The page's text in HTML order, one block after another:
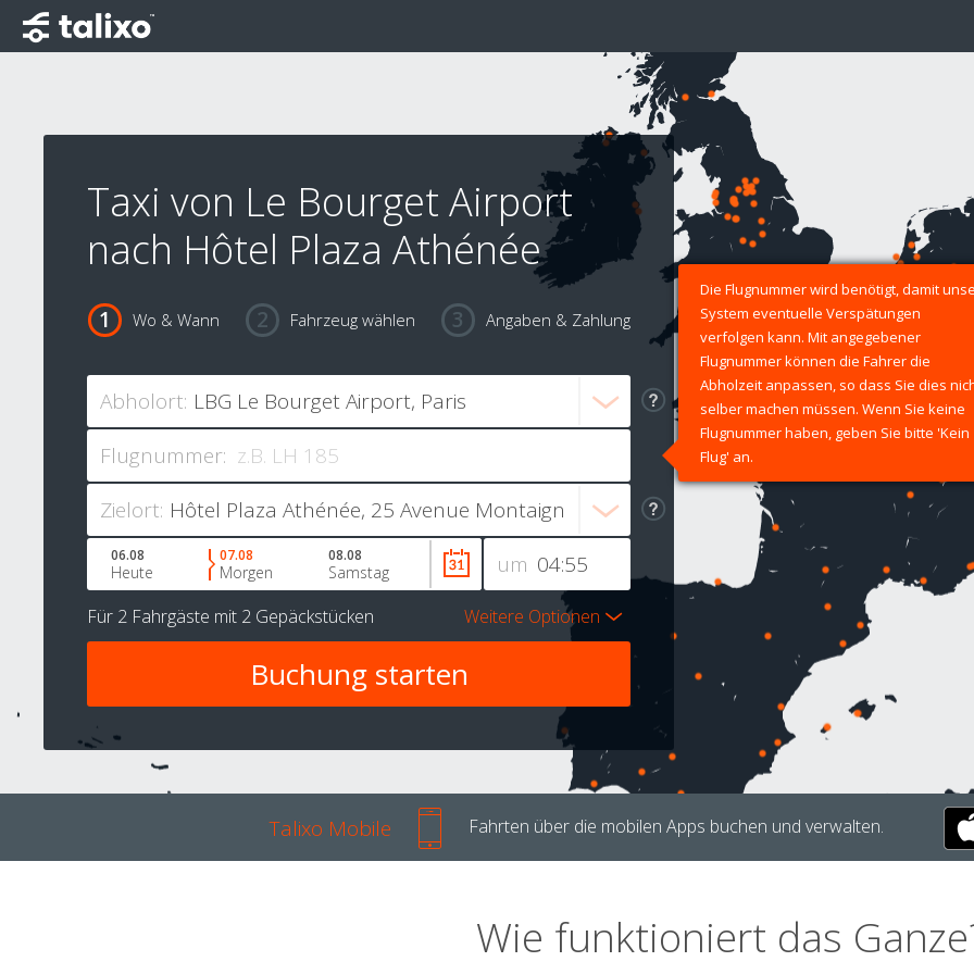
Taxi von Le Bourget Airport
nach Hôtel Plaza Athénée
Wo & Wann Fahrzeug wählen Angaben & Zahlung
Abholort:
Flugnummer:
Die Flugnummer wird benötigt, damit
System eventuelle Verspätungen
verfolgen kann. Mit angegebener
Flugnummer können die Fahrer die
Abholzeit anpassen, so dass Sie dies
selber machen müssen. Wenn Sie keine
Flugnummer haben, geben Sie bitte 'Kein
Flug' an.
Zielort:
um
06.08
Heute
07.08
Morgen
08.08
Samstag
Für 2 Fahrgäste mit 2 Gepäckstücken Weitere Optionen
Talixo Mobile Fahrten über die mobilen Apps buchen und verwalten.
Wie funktioniert das